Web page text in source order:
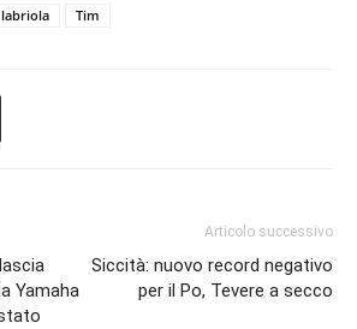
testo
labriola Tim
Yamaha
Articolo successivo
Siccità: nuovo record negativo
per il Po, Tevere a secco